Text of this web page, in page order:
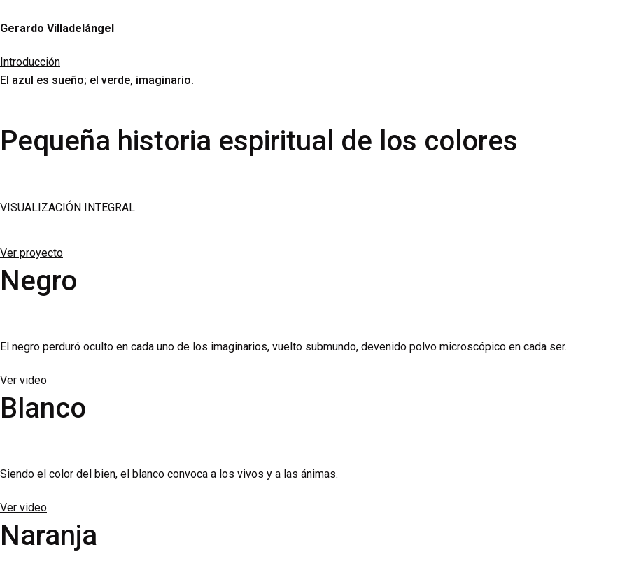
Gerardo Villadelángel
Introducción
El azul es sueño; el verde, imaginario.
Pequeña historia espiritual de los colores
VISUALIZACIÓN INTEGRAL
Syndrom bei Katarakt-OPs erhöhen kann – auch noch nach Absetzen. Bei Flomax Tabletten senkt die Einnahme direkt nach
orthostatische Nebenwirkungen im Vergleich zur Nüchterneinnahme reduzieren. Vor elektiven Augenoperationen sollte die
Ver proyecto
Negro
El negro perduró oculto en cada uno de los imaginarios, vuelto submundo, devenido polvo microscópico en cada ser.
Ver video
Blanco
Siendo el color del bien, el blanco convoca a los vivos y a las ánimas.
Ver video
Naranja